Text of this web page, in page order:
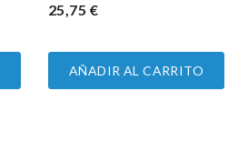
PRECIO
25,75 €
AÑADIR AL CARRITO